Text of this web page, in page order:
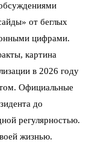
от беглых
цифрами.
картина
в 2026 году
Официальные
до
регулярностью.
жизнью.